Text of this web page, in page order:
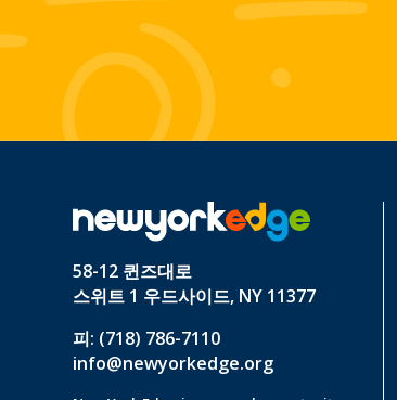
58-12 퀸즈대로
스위트 1 우드사이드, NY 11377
피: (718) 786-7110
info@newyorkedge.org